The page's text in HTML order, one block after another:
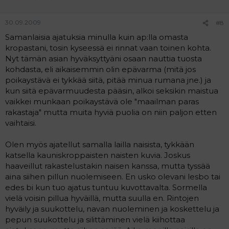
katseista huolimatta olin aina epätyytyväinen itseeni.
mitä vartalossani koin, olivat pienen pienet rintani,
kaikenlisäksi mielestäni vielä rumanmuotoiset. Sama
ongelma minun mielessäni ainakin, on edelleenkin.
Täytin 18 vuotta. Baarielämä alkoi. Olin aina hehkeän
näköinen ulos lähtiessä, paljon tuli katseita. Nautin osin
katseista, tietäessäni että näytin hyvältä, mutta pian
miesten katseen eivät enää tuntuneet miltään kun niitä
tuli niin usein- totuin niihin. Minulla oli baarielämän
alettua 4 eri seksikontaktia. Kahden kanssa seurustelin,
mutta kaksi muuta olivat enemmän yhdenyön juttuja
niin herkkä). Nämä kaksi joiden kanssa seurustelin olivat
seksin kannalta vain kokeiluja, sillä seksinharrastuskertoja
yhteensä näiden poikien kanssa koin 4. Toisen kanssa 3
kertaa ja toisen kanssa vain kerran. Seksin harrastamisella
halusin kokea olevani haluttava, mutta halusin myös
tietää miltä se seksi tuntuu, kun kerta joka tuutista sitä
työnnettiin ihmisten ilmoille, että miten hirveän ihanaa
se onkaan! Itse kyllä koin ekankin kerran niin, että
tämmöstäkö tämä muka nyt on?. Ei se nyt niin
30.09.2009 #8
Samanlaisia ajatuksia minulla kuin ap:lla omasta
kropastani, tosin kyseessä ei rinnat vaan toinen kohta.
Nyt tämän asian hyväksyttyäni osaan nauttia tuosta
kohdasta, eli aikaisemmin olin epävarma (mitä jos
poikaystävä ei tykkää siitä, pitää minua rumana jne.) ja
kun siitä epävarmuudesta pääsin, alkoi seksikin maistua
vaikkei munkaan poikaystävä ole "maailman paras
rakastaja" mutta muita hyviä puolia on niin paljon etten
vaihtaisi.
Olen myös ajatellut samalla lailla naisista, tykkään
katsella kauniskroppaisten naisten kuvia. Joskus
haaveillut rakastelustakin naisen kanssa, mutta tyssää
aina siihen pillun nuolemiseen. En usko olevani lesbo tai
edes bi kun tuo ajatus tuntuu kuvottavalta. Sormella
vielä voisin pillua hyväillä, mutta suulla en. Rintojen
hyväily ja suukottelu, navan nuoleminen ja koskettelu ja
pepun suukottelu ja silittäminen vielä kiihottaa